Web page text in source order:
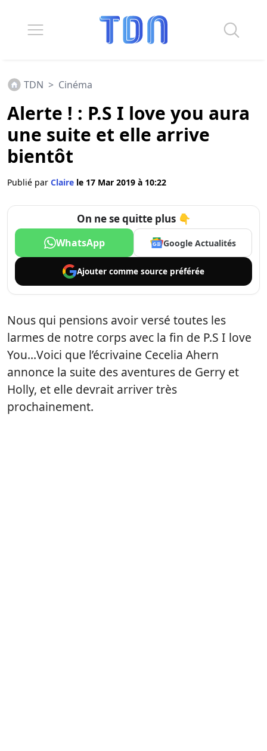
TDN > Cinéma
Alerte ! : P.S I love you aura
une suite et elle arrive
bientôt
Publié par Claire le 17 Mar 2019 à 10:22
On ne se quitte plus 👇
WhatsApp Google Actualités
Ajouter comme source préférée
Nous qui pensions avoir versé toutes les
larmes de notre corps avec la fin de P.S I love
You…Voici que l’écrivaine Cecelia Ahern
annonce la suite des aventures de Gerry et
Holly, et elle devrait arriver très
prochainement.